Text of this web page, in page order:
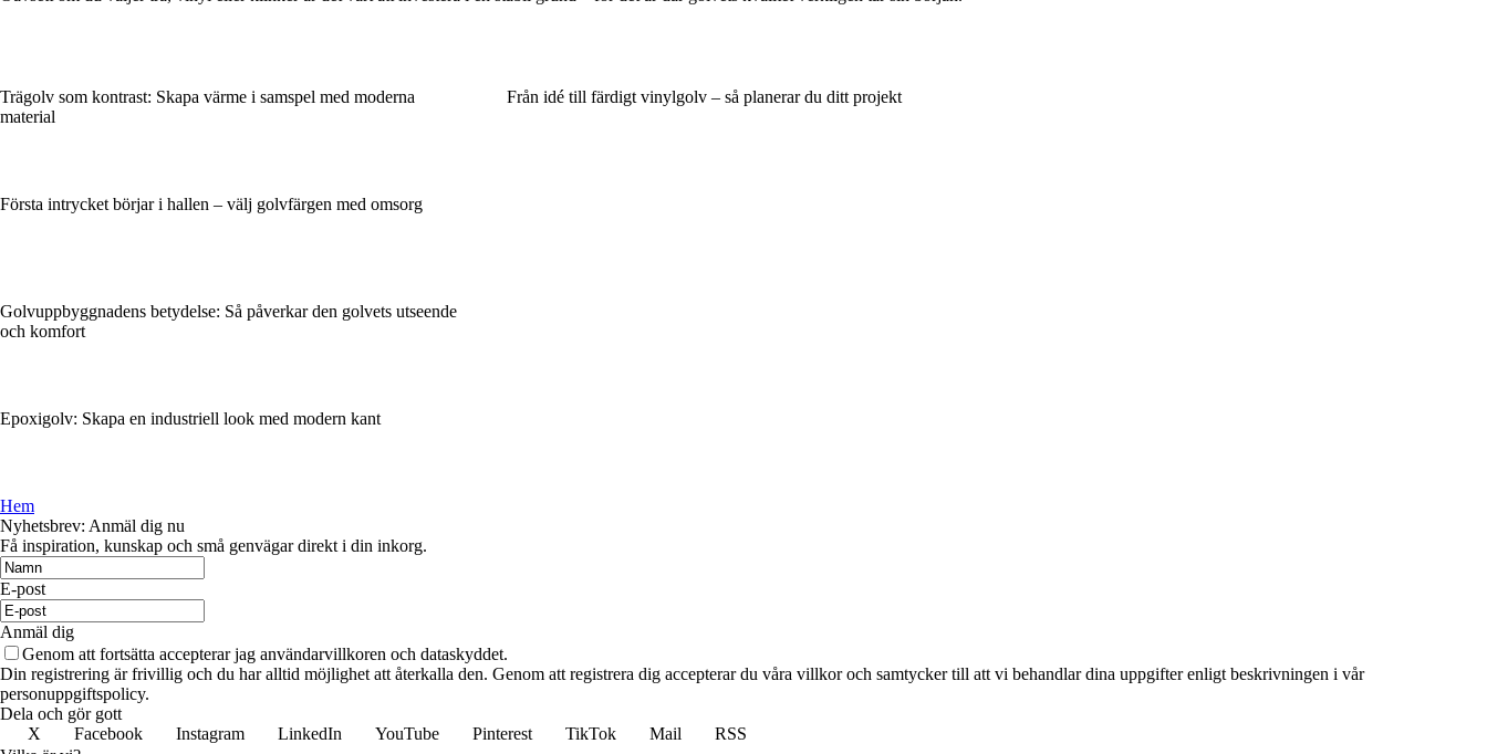
Trägolv som kontrast: Skapa värme i samspel med moderna
material
Första intrycket börjar i hallen – välj golvfärgen med omsorg
Golvuppbyggnadens betydelse: Så påverkar den golvets utseende
och komfort
Epoxigolv: Skapa en industriell look med modern kant
Från idé till färdigt vinylgolv – så planerar du ditt projekt
Hem
Nyhetsbrev: Anmäl dig nu
Få inspiration, kunskap och små genvägar direkt i din inkorg.
E-post
Anmäl dig
Genom att fortsätta accepterar jag användarvillkoren och dataskyddet.
Din registrering är frivillig och du har alltid möjlighet att återkalla den. Genom att registrera dig accepterar du våra villkor och samtycker till att vi behandlar dina uppgifter enligt beskrivningen i vår
personuppgiftspolicy.
Dela och gör gott
X
Facebook Instagram LinkedIn YouTube Pinterest TikTok Mail
RSS